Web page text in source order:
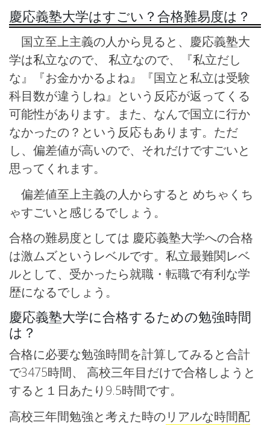
慶応義塾大学はすごい？合格難易度は？
国立至上主義の人から見ると、慶応義塾大
学は私立なので、 私立なので、『私立だし
な』『お金かかるよね』『国立と私立は受験
科目数が違うしね』という反応が返ってくる
可能性があります。また、なんで国立に行か
なかったの？という反応もあります。ただ
し、偏差値が高いので、それだけですごいと
思ってくれます。
偏差値至上主義の人からすると めちゃくち
ゃすごいと感じるでしょう。
合格の難易度としては 慶応義塾大学への合格
は激ムズというレベルです。私立最難関レベ
ルとして、受かったら就職・転職で有利な学
歴になるでしょう。
慶応義塾大学に合格するための勉強時間
は？
合格に必要な勉強時間を計算してみると合計
で3475時間、 高校三年目だけで合格しようと
すると１日あたり9.5時間です。
高校三年間勉強と考えた時のリアルな時間配